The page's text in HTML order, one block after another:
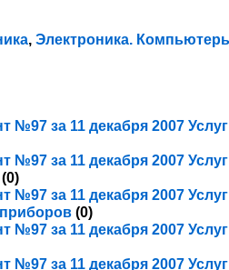
,Электроника.
№97 за 11 декабря 2007
№97 за 11 декабря 2007
(0)
№97 за 11 декабря 2007
(0)
№97 за 11 декабря 2007
№97 за 11 декабря 2007